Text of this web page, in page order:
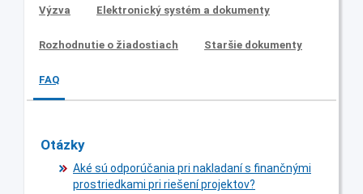
Výzva Elektronický systém a dokumenty
Rozhodnutie o žiadostiach Staršie dokumenty
FAQ
Otázky
Aké sú odporúčania pri nakladaní s finančnými
prostriedkami pri riešení projektov?